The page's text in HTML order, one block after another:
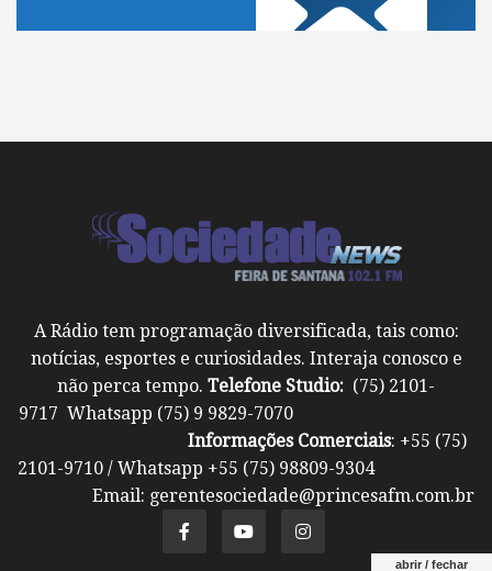
A Rádio tem programação diversificada, tais como:
notícias, esportes e curiosidades. Interaja conosco e
não perca tempo. Telefone Studio: (75) 2101-
9717 Whatsapp (75) 9 9829-7070
Informações Comerciais: +55 (75)
2101-9710 / Whatsapp +55 (75) 98809-9304
Email: gerentesociedade@princesafm.com.br
abrir / fechar